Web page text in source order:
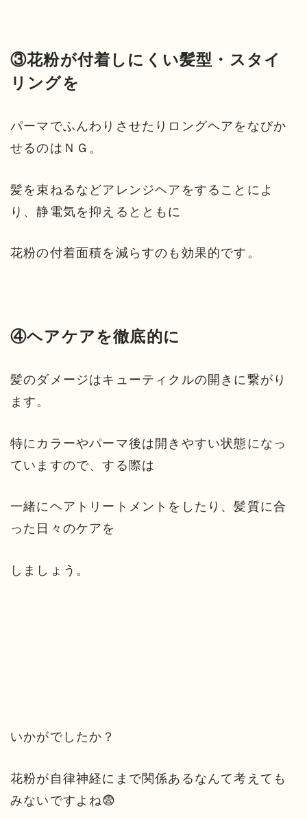
③花粉が付着しにくい髪型・スタイ
リングを
パーマでふんわりさせたりロングヘアをなびか
せるのはＮＧ。
髪を束ねるなどアレンジヘアをすることによ
り、静電気を抑えるとともに
花粉の付着面積を減らすのも効果的です。
④ヘアケアを徹底的に
髪のダメージはキューティクルの開きに繋がり
ます。
特にカラーやパーマ後は開きやすい状態になっ
ていますので、する際は
一緒にヘアトリートメントをしたり、髪質に合
った日々のケアを
しましょう。
いかがでしたか？
花粉が自律神経にまで関係あるなんて考えても
みないですよね😨